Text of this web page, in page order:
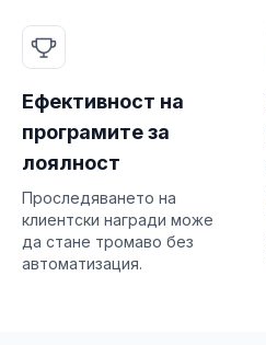
Ефективност на
програмите за
лоялност
Проследяването на
клиентски награди може
да стане тромаво без
автоматизация.